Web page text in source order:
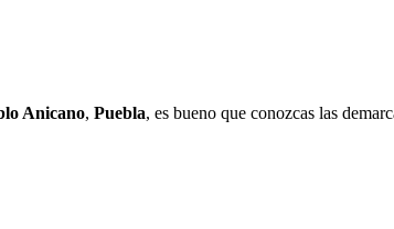
Anicano, Puebla, es bueno que conozcas las